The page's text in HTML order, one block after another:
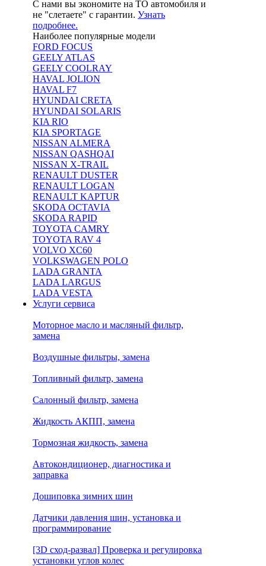
С нами вы экономите на ТО автомобиля и
не "слетаете" с гарантии. Узнать
подробнее.
Наиболее популярные модели
FORD FOCUS
GEELY ATLAS
GEELY COOLRAY
HAVAL JOLION
HAVAL F7
HYUNDAI CRETA
HYUNDAI SOLARIS
KIA RIO
KIA SPORTAGE
NISSAN ALMERA
NISSAN QASHQAI
NISSAN X-TRAIL
RENAULT DUSTER
RENAULT LOGAN
RENAULT KAPTUR
SKODA OCTAVIA
SKODA RAPID
TOYOTA CAMRY
TOYOTA RAV 4
VOLVO XC60
VOLKSWAGEN POLO
LADA GRANTA
LADA LARGUS
LADA VESTA
Услуги сервиса
Моторное масло и масляный фильтр,
замена
Воздушные фильтры, замена
Топливный фильтр, замена
Салонный фильтр, замена
Жидкость АКПП, замена
Тормозная жидкость, замена
Автокондиционер, диагностика и
заправка
Дошиповка зимних шин
Датчики давления шин, установка и
программирование
[3D сход-развал] Проверка и регулировка
установки углов колес